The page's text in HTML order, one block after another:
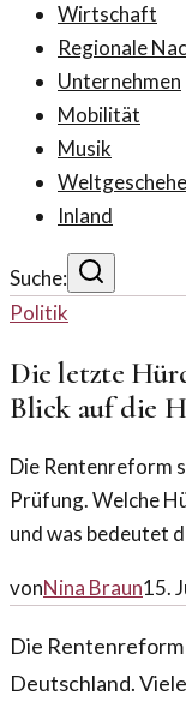
Wirtschaft
Regionale
Unternehmen
Mobilität
Musik
Inland
Suche:
Politik
Die letzte
Blick auf die
Die Rentenreform
Prüfung. Welche
und was bedeutet
vonNina Braun15.
Die Rentenreform
Deutschland.